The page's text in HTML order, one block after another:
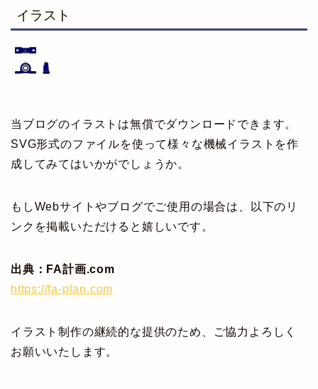
イラスト
当ブログのイラストは無償でダウンロードできます。
SVG形式のファイルを使って様々な機械イラストを作
成してみてはいかがでしょうか。
もしWebサイトやブログでご使用の場合は、以下のリ
ンクを掲載いただけると嬉しいです。
出典：FA計画.com
https://fa-plan.com
イラスト制作の継続的な提供のため、ご協力よろしく
お願いいたします。